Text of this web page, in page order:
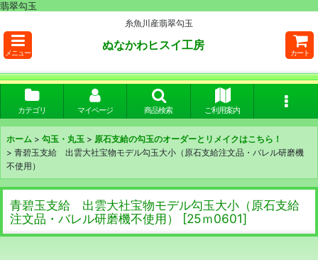
翡翠勾玉
糸魚川産翡翠勾玉
メニュー
ぬなかわヒスイ工房
カート
カテゴリ マイページ 商品検索 ご利用案内
ホーム > 勾玉・丸玉 > 原石支給の勾玉のオーダーとリメイクはこちら！
> 青碧玉支給 出雲大社宝物モデル勾玉大小（原石支給注文品・バレル研磨機
不使用）
青碧玉支給 出雲大社宝物モデル勾玉大小（原石支給
注文品・バレル研磨機不使用）
[25ｍ0601]